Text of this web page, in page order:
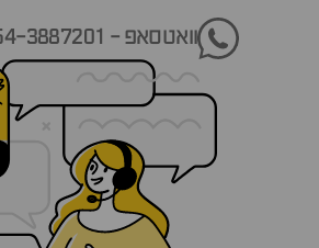
וואטסאפ - 054-3887201